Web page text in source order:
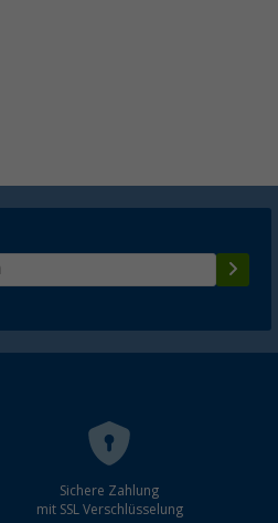
Sichere Zahlung
mit SSL Verschlüsselung